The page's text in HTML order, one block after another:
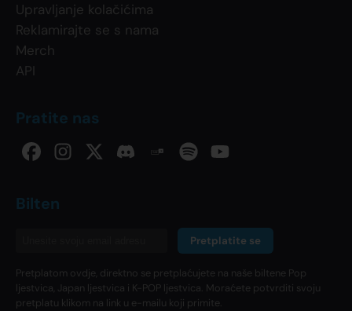
Upravljanje kolačićima
Reklamirajte se s nama
Merch
API
Pratite nas
Bilten
Pretplatite se
Pretplatom ovdje, direktno se pretplaćujete na naše biltene Pop
ljestvica, Japan ljestvica i K-POP ljestvica. Moraćete potvrditi svoju
pretplatu klikom na link u e-mailu koji primite.